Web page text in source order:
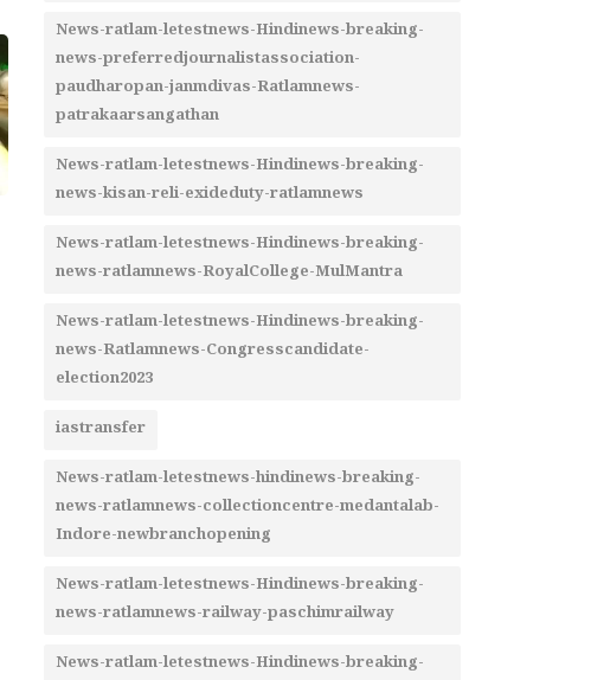
News-ratlam-letestnews-Hindinews-breaking-
news-preferredjournalistassociation-
paudharopan-janmdivas-Ratlamnews-
patrakaarsangathan
News-ratlam-letestnews-Hindinews-breaking-
news-kisan-reli-exideduty-ratlamnews
News-ratlam-letestnews-Hindinews-breaking-
news-ratlamnews-RoyalCollege-MulMantra
News-ratlam-letestnews-Hindinews-breaking-
news-Ratlamnews-Congresscandidate-
election2023
iastransfer
News-ratlam-letestnews-hindinews-breaking-
news-ratlamnews-collectioncentre-medantalab-
Indore-newbranchopening
News-ratlam-letestnews-Hindinews-breaking-
news-ratlamnews-railway-paschimrailway
News-ratlam-letestnews-Hindinews-breaking-